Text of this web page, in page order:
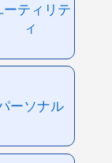
ーティリテ
ィ
ーソナル